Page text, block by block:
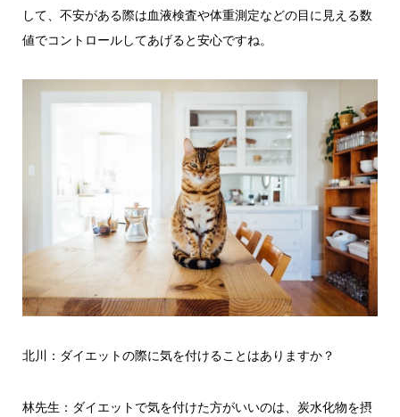
して、不安がある際は血液検査や体重測定などの目に見える数
値でコントロールしてあげると安心ですね。
北川：ダイエットの際に気を付けることはありますか？
林先生：ダイエットで気を付けた方がいいのは、炭水化物を摂